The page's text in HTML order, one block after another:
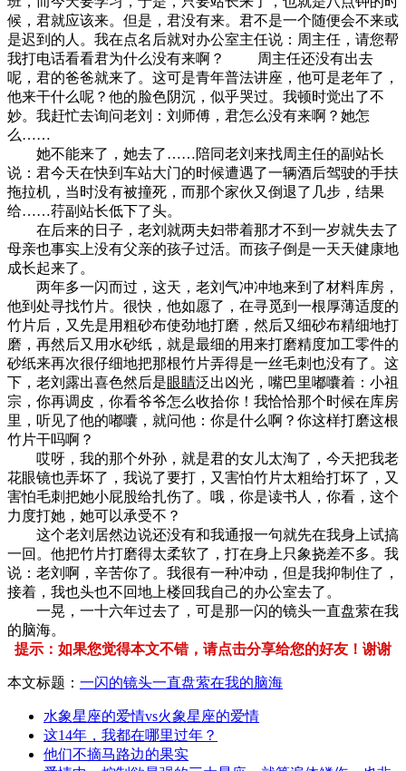
候，君就应该来。但是，君没有来。君不是一个随便会不来或
是迟到的人。我在点名后就对办公室主任说：周主任，请您帮
我打电话看看君为什么没有来啊？ 周主任还没有出去
呢，君的爸爸就来了。这可是青年普法讲座，他可是老年了，
他来干什么呢？他的脸色阴沉，似乎哭过。我顿时觉出了不
妙。我赶忙去询问老刘：刘师傅，君怎么没有来啊？她怎
么……
她不能来了，她去了……陪同老刘来找周主任的副站长
说：君今天在快到车站大门的时候遭遇了一辆酒后驾驶的手扶
拖拉机，当时没有被撞死，而那个家伙又倒退了几步，结果
给……荇副站长低下了头。
在后来的日子，老刘就两夫妇带着那才不到一岁就失去了
母亲也事实上没有父亲的孩子过活。而孩子倒是一天天健康地
成长起来了。
两年多一闪而过，这天，老刘气冲冲地来到了材料库房，
他到处寻找竹片。很快，他如愿了，在寻觅到一根厚薄适度的
竹片后，又先是用粗砂布使劲地打磨，然后又细砂布精细地打
磨，再然后又用水砂纸，就是最细的用来打磨精度加工零件的
砂纸来再次很仔细地把那根竹片弄得是一丝毛刺也没有了。这
下，老刘露出喜色然后是眼睛泛出凶光，嘴巴里嘟囔着：小祖
宗，你再调皮，你看爷爷怎么收拾你！我恰恰那个时候在库房
里，听见了他的嘟囔，就问他：你是什么啊？你这样打磨这根
竹片干吗啊？
哎呀，我的那个外孙，就是君的女儿太淘了，今天把我老
花眼镜也弄坏了，我说了要打，又害怕竹片太粗给打坏了，又
害怕毛刺把她小屁股给扎伤了。哦，你是读书人，你看，这个
力度打她，她可以承受不？
这个老刘居然边说还没有和我通报一句就先在我身上试搞
一回。他把竹片打磨得太柔软了，打在身上只象挠差不多。我
说：老刘啊，辛苦你了。我很有一种冲动，但是我抑制住了，
接着，我也头也不回地上楼回我自己的办公室去了。
一晃，一十六年过去了，可是那一闪的镜头一直盘萦在我
的脑海。
提示：如果您觉得本文不错，请点击分享给您的好友！谢谢
本文标题： 一闪的镜头一直盘萦在我的脑海
水象星座的爱情vs火象星座的爱情
这14年，我都在哪里过年？
他们不摘马路边的果实